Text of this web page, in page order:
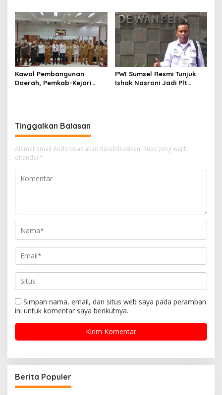
Kelola Keuangan
Kawal Pembangunan
Daerah, Pemkab-Kejari
PWI Sumsel Resmi Tunjuk
Ishak Nasroni Jadi Plt
Tinggalkan Balasan
Alamat email Anda tidak akan dipublikasikan. Ruas yang wajib
ditandai *
Simpan nama, email, dan situs web saya pada peramban
ini untuk komentar saya berikutnya.
Berita Populer